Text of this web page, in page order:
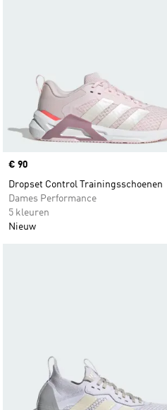
Price
€ 90
Dropset Control Trainingsschoenen
Dames Performance
5 kleuren
Nieuw